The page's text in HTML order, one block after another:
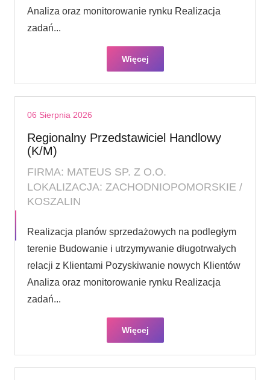
Analiza oraz monitorowanie rynku Realizacja
zadań...
Więcej
06 Sierpnia 2026
Regionalny Przedstawiciel Handlowy
(K/M)
FIRMA: MATEUS SP. Z O.O.
LOKALIZACJA: ZACHODNIOPOMORSKIE /
KOSZALIN
Realizacja planów sprzedażowych na podległym
terenie Budowanie i utrzymywanie długotrwałych
relacji z Klientami Pozyskiwanie nowych Klientów
Analiza oraz monitorowanie rynku Realizacja
zadań...
Więcej